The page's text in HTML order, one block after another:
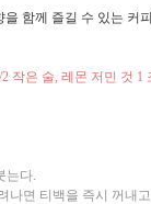
함께 즐길 수 있는 커
작은 술, 레몬 저민 것 1
는다.
나면 티백을 즉시 꺼내